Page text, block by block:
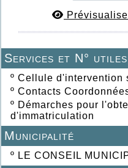
Services et N° utiles
º Cellule d'intervention
º Contacts
º Démarches pour
d'immatriculation
Municipalité
º LE CONSEIL